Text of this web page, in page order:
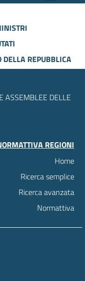
DELLA REPUBBLICA
ASSEMBLEE DELLE
REGIONI
Home
Ricerca semplice
Ricerca avanzata
Normattiva